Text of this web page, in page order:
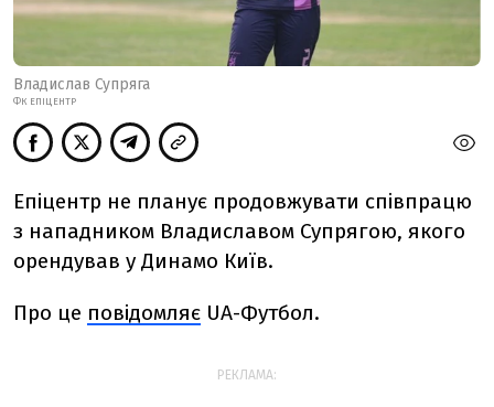
Владислав Супряга
ФК ЕПІЦЕНТР
Епіцентр не планує продовжувати співпрацю
з нападником Владиславом Супрягою, якого
орендував у Динамо Київ.
Про це повідомляє UA-Футбол.
РЕКЛАМА: